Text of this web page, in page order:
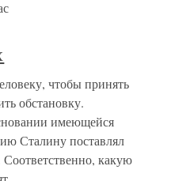
чтобы принять
обстановку.
имеющейся
Сталину поставлял
Соответственно, какую